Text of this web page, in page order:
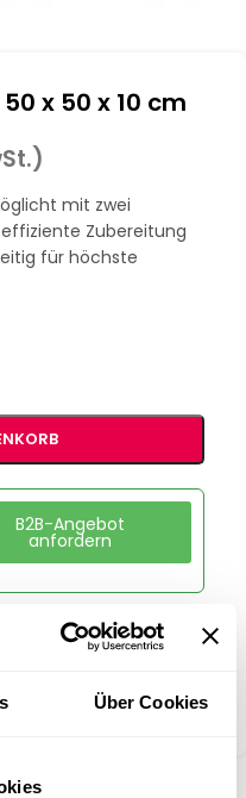
Über Cookies
x 50 x 10 cm
mit zwei
Zubereitung
für höchste
B2B-Angebot
anfordern